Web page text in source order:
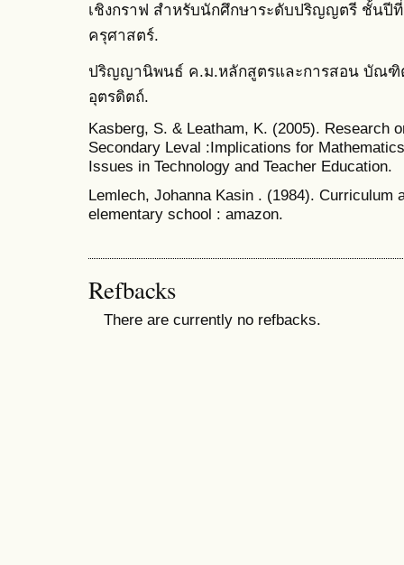
เชิงกราฟ สำหรับนักศึกษาระดับปริญญตรี ชั้น
ครุศาสตร์.
ปริญญานิพนธ์ ค.ม.หลักสูตรและการสอน บัณฑิ
อุตรดิตถ์.
Kasberg, S. & Leatham, K. (2005). Research
Secondary Leval :Implications for
Issues in Technology and Teacher Education.
Lemlech, Johanna Kasin . (1984). Curriculum
elementary school : amazon.
Refbacks
There are currently no refbacks.